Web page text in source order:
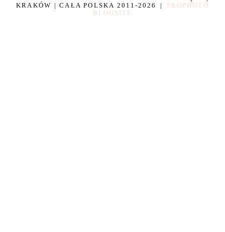
KRAKÓW | CAŁA POLSKA 2011-2026
|
PROPHOTO
BLOGSITE